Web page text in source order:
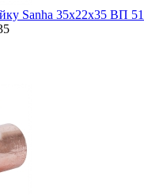
Sanha 35x22x35 ВП